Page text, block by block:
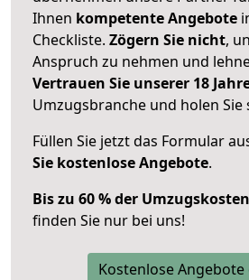
Ihnen kompetente Angebote
Checkliste. Zögern Sie nicht,
Anspruch zu nehmen und
Vertrauen Sie unserer 18
Umzugsbranche und holen Sie
Füllen Sie jetzt das Formular
Sie kostenlose Angebote.
Bis zu 60 % der
finden Sie nur bei uns!
Kostenlose